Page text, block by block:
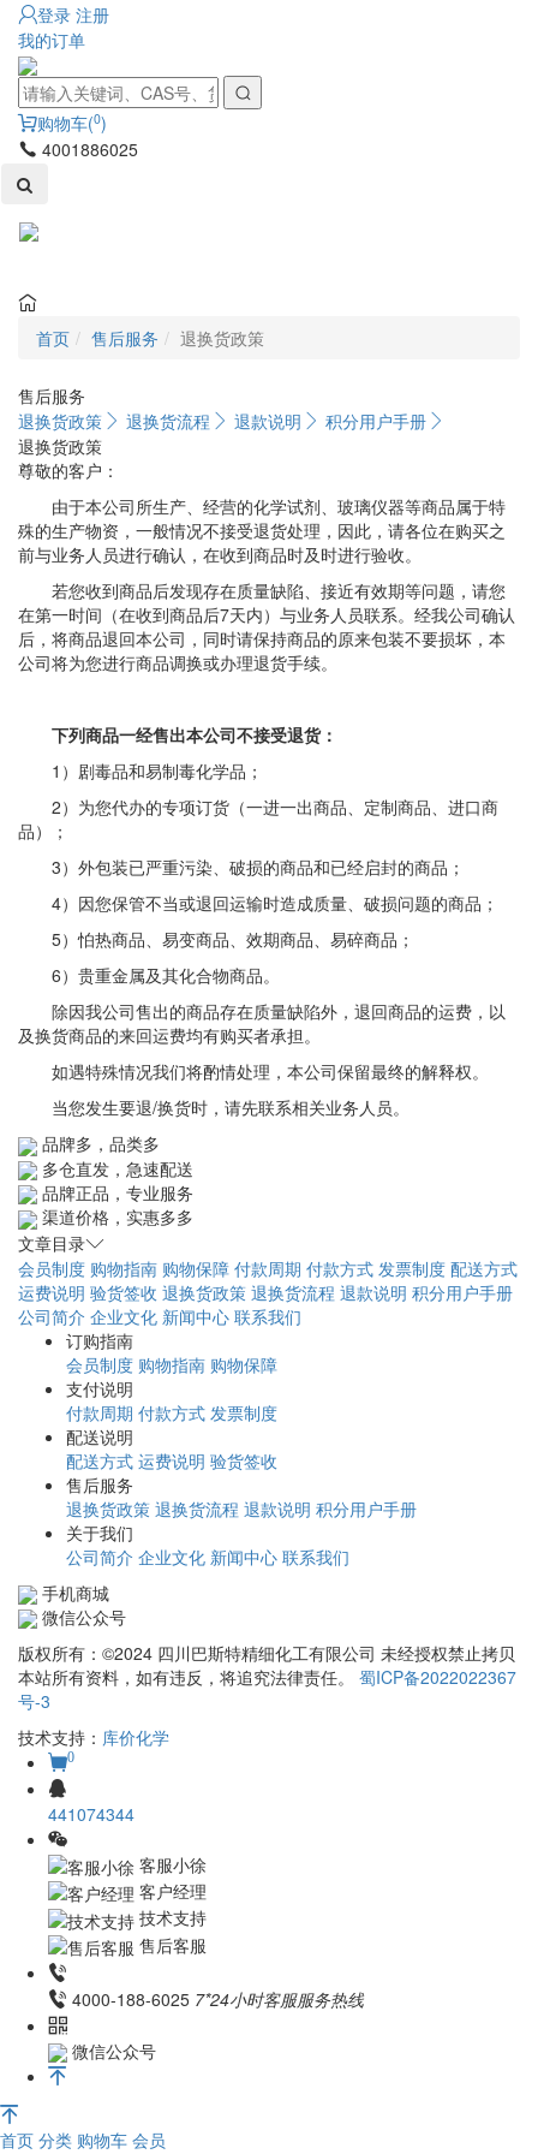
登录 注册
我的订单
购物车(0)
4001886025
首页 售后服务 退换货政策
售后服务
退换货政策
退换货流程 退款说明
积分用户手册
退换货政策
尊敬的客户：
由于本公司所生产、经营的化学试剂、玻璃仪器等商品属于特
殊的生产物资，一般情况不接受退货处理，因此，请各位在购买之
前与业务人员进行确认，在收到商品时及时进行验收。
若您收到商品后发现存在质量缺陷、接近有效期等问题，请您
在第一时间（在收到商品后7天内）与业务人员联系。经我公司确认
后，将商品退回本公司，同时请保持商品的原来包装不要损坏，本
公司将为您进行商品调换或办理退货手续。
下列商品一经售出本公司不接受退货：
1）剧毒品和易制毒化学品；
2）为您代办的专项订货（一进一出商品、定制商品、进口商
品）；
3）外包装已严重污染、破损的商品和已经启封的商品；
4）因您保管不当或退回运输时造成质量、破损问题的商品；
5）怕热商品、易变商品、效期商品、易碎商品；
6）贵重金属及其化合物商品。
除因我公司售出的商品存在质量缺陷外，退回商品的运费，以
及换货商品的来回运费均有购买者承担。
如遇特殊情况我们将酌情处理，本公司保留最终的解释权。
当您发生要退/换货时，请先联系相关业务人员。
品牌多，品类多
多仓直发，急速配送
品牌正品，专业服务
渠道价格，实惠多多
文章目录
会员制度 购物指南 购物保障 付款周期 付款方式 发票制度 配送方式
运费说明 验货签收 退换货政策 退换货流程 退款说明 积分用户手册
公司简介 企业文化 新闻中心 联系我们
订购指南
会员制度 购物指南 购物保障
支付说明
付款周期 付款方式 发票制度
配送说明
配送方式 运费说明 验货签收
售后服务
退换货政策 退换货流程 退款说明 积分用户手册
关于我们
公司简介 企业文化 新闻中心 联系我们
手机商城
微信公众号
版权所有：©2024 四川巴斯特精细化工有限公司 未经授权禁止拷贝
本站所有资料，如有违反，将追究法律责任。 蜀ICP备2022022367
号-3
技术支持： 库价化学
0
441074344
客服小徐
客户经理
技术支持
售后客服
4000-188-6025 7*24小时客服服务热线
微信公众号
首页 分类 购物车 会员